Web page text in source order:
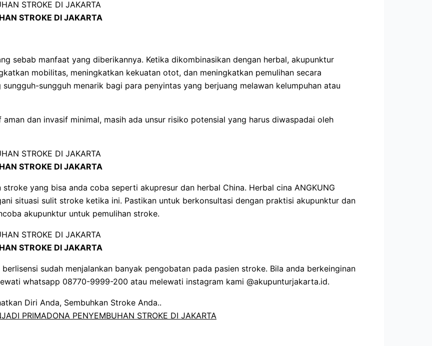
STROKE DI JAKARTA
sebab manfaat yang diberikannya. Ketika dikombinasikan dengan herbal, akupunktur
mobilitas, meningkatkan kekuatan otot, dan meningkatkan pemulihan secara
sungguh menarik bagi para penyintas yang berjuang melawan kelumpuhan atau
dan invasif minimal, masih ada unsur risiko potensial yang harus diwaspadai oleh
STROKE DI JAKARTA
yang bisa anda coba seperti akupresur dan herbal China. Herbal cina ANGKUNG
situasi sulit stroke ketika ini. Pastikan untuk berkonsultasi dengan praktisi akupunktur dan
akupunktur untuk pemulihan stroke.
STROKE DI JAKARTA
sudah menjalankan banyak pengobatan pada pasien stroke. Bila anda berkeinginan
whatsapp 08770-9999-200 atau melewati instagram kami @akupunturjakarta.id.
Diri Anda, Sembuhkan Stroke Anda..
PRIMADONA PENYEMBUHAN STROKE DI JAKARTA